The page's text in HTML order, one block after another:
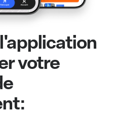
votre